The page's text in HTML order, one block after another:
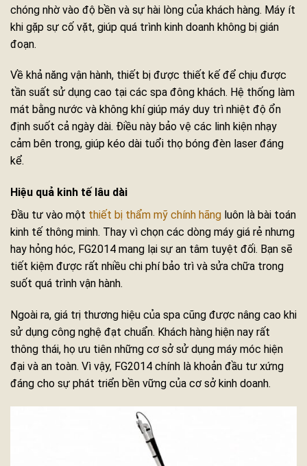
chóng nhờ vào độ bền và sự hài lòng của khách hàng. Máy ít
khi gặp sự cố vặt, giúp quá trình kinh doanh không bị gián
đoạn.
Về khả năng vận hành, thiết bị được thiết kế để chịu được
tần suất sử dụng cao tại các spa đông khách. Hệ thống làm
mát bằng nước và không khí giúp máy duy trì nhiệt độ ổn
định suốt cả ngày dài. Điều này bảo vệ các linh kiện nhạy
cảm bên trong, giúp kéo dài tuổi thọ bóng đèn laser đáng
kể.
Hiệu quả kinh tế lâu dài
Đầu tư vào một thiết bị thẩm mỹ chính hãng luôn là bài toán
kinh tế thông minh. Thay vì chọn các dòng máy giá rẻ nhưng
hay hỏng hóc, FG2014 mang lại sự an tâm tuyệt đối. Bạn sẽ
tiết kiệm được rất nhiều chi phí bảo trì và sửa chữa trong
suốt quá trình vận hành.
Ngoài ra, giá trị thương hiệu của spa cũng được nâng cao khi
sử dụng công nghệ đạt chuẩn. Khách hàng hiện nay rất
thông thái, họ ưu tiên những cơ sở sử dụng máy móc hiện
đại và an toàn. Vì vậy, FG2014 chính là khoản đầu tư xứng
đáng cho sự phát triển bền vững của cơ sở kinh doanh.